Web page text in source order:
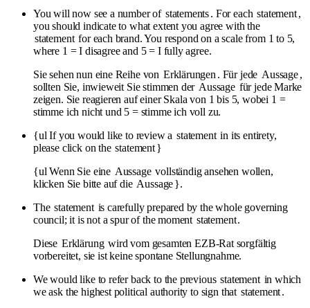
You will now see a number of statements. For each statement,
you should indicate to what extent you agree with the
statement for each brand. You respond on a scale from 1 to 5,
where 1 = I disagree and 5 = I fully agree.
Sie sehen nun eine Reihe von Erklärungen . Für jede Aussage,
sollten Sie, inwieweit Sie stimmen der Aussage für jede Marke
zeigen. Sie reagieren auf einer Skala von 1 bis 5, wobei 1 =
stimme ich nicht und 5 = stimme ich voll zu.
{ul If you would like to review a statement in its entirety,
please click on the statement}
{ul Wenn Sie eine Aussage vollständig ansehen wollen,
klicken Sie bitte auf die Aussage}.
The statement is carefully prepared by the whole governing
council; it is not a spur of the moment statement.
Diese Erklärung wird vom gesamten EZB-Rat sorgfältig
vorbereitet, sie ist keine spontane Stellungnahme.
We would like to refer back to the previous statement in which
we ask the highest political authority to sign that statement.